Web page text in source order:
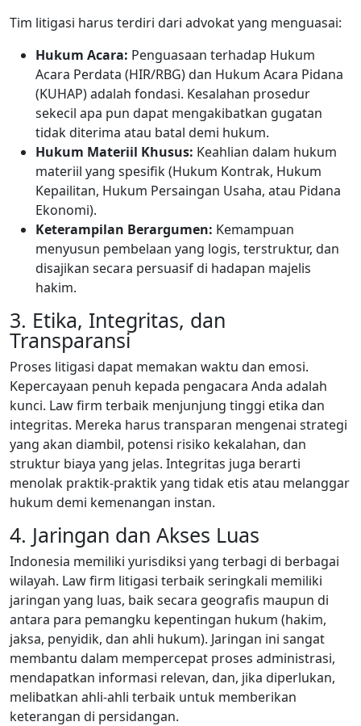
Tim litigasi harus terdiri dari advokat yang menguasai:
Hukum Acara: Penguasaan terhadap Hukum
Acara Perdata (HIR/RBG) dan Hukum Acara Pidana
(KUHAP) adalah fondasi. Kesalahan prosedur
sekecil apa pun dapat mengakibatkan gugatan
tidak diterima atau batal demi hukum.
Hukum Materiil Khusus: Keahlian dalam hukum
materiil yang spesifik (Hukum Kontrak, Hukum
Kepailitan, Hukum Persaingan Usaha, atau Pidana
Ekonomi).
Keterampilan Berargumen: Kemampuan
menyusun pembelaan yang logis, terstruktur, dan
disajikan secara persuasif di hadapan majelis
hakim.
3. Etika, Integritas, dan
Transparansi
Proses litigasi dapat memakan waktu dan emosi.
Kepercayaan penuh kepada pengacara Anda adalah
kunci. Law firm terbaik menjunjung tinggi etika dan
integritas. Mereka harus transparan mengenai strategi
yang akan diambil, potensi risiko kekalahan, dan
struktur biaya yang jelas. Integritas juga berarti
menolak praktik-praktik yang tidak etis atau melanggar
hukum demi kemenangan instan.
4. Jaringan dan Akses Luas
Indonesia memiliki yurisdiksi yang terbagi di berbagai
wilayah. Law firm litigasi terbaik seringkali memiliki
jaringan yang luas, baik secara geografis maupun di
antara para pemangku kepentingan hukum (hakim,
jaksa, penyidik, dan ahli hukum). Jaringan ini sangat
membantu dalam mempercepat proses administrasi,
mendapatkan informasi relevan, dan, jika diperlukan,
melibatkan ahli-ahli terbaik untuk memberikan
keterangan di persidangan.